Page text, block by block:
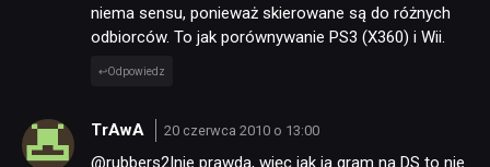
niema sensu, ponieważ skierowane są do różnych
odbiorców. To jak porównywanie PS3 (X360) i Wii.
Odpowiedz
TrAwA 20 czerwca 2010 o 13:00
@rubbers2|nie prawda, więc jak ja gram na DS to nie